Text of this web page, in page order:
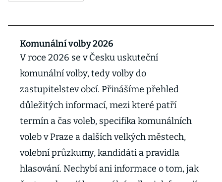
Komunální volby 2026
V roce 2026 se v Česku uskuteční
komunální volby, tedy volby do
zastupitelstev obcí. Přinášíme přehled
důležitých informací, mezi které patří
termín a čas voleb, specifika komunálních
voleb v Praze a dalších velkých městech,
volební průzkumy, kandidáti a pravidla
hlasování. Nechybí ani informace o tom, jak